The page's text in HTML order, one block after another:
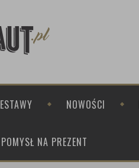
NOWOŚCI
POMYSŁ NA PREZENT